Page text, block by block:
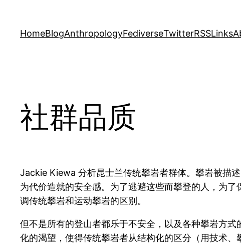
content
HomeBlogAnthropologyFediverseTwitterRSSLinks
社群品质
Jackie Kiewa 分析昆士兰传统攀岩者群体。攀岩被描
为代价造就的安全感。为了逃避这些而攀登的人，为
调传统攀岩和运动攀岩的区别。
但不是所有的登山者都乐于不安全，以及各种攀岩方
化的渴望，使得传统攀岩者从结构化的区分（用技术